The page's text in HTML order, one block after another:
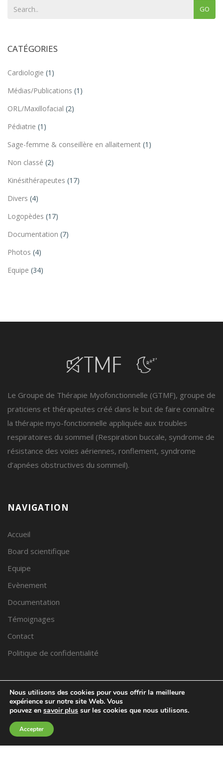
GO
CATÉGORIES
Cardiologie (1)
Médias/Publications (1)
ORL/Maxillofacial (2)
Pédiatrie (1)
Sage-femme & conseillère en allaitement (1)
Non classé (2)
Kinésithérapeutes (17)
Divers (4)
Logopèdes (17)
Documentation (7)
Photos (4)
Equipe (34)
Le Groupe de Thérapie Myofonctionnelle (GTMF), groupe de
praticiens et thérapeutes créé dans le but de faire connaître
la thérapie myo-fonctionnelle appliquée aux troubles
respiratoires du sommeil (Respiration buccale, syndrome de
résistance des voies aériennes, ronflement, syndrome
d’apnées obstructives du sommeil).
NAVIGATION
Accueil
Board scientifique
Equipe
Evènement
Documentation
Témoignages
Contact
Politique de confidentialité
PRENDRE RDV
Trouver un praticien proche de chez vous
Voir l’équipe
Nous utilisons des cookies pour vous offrir la meilleure
expérience sur notre site Web. Vous
pouvez en savoir plus sur les cookies que nous utilisons.
Accepter